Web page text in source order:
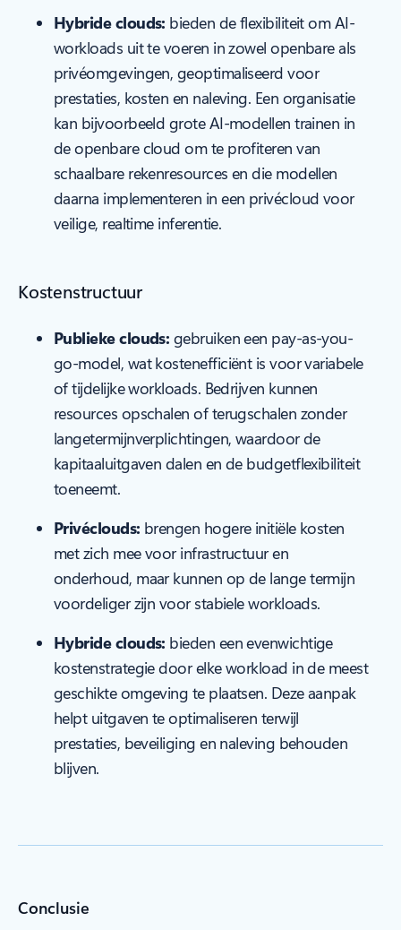
Hybride clouds: bieden de flexibiliteit om AI-
workloads uit te voeren in zowel openbare als
privéomgevingen, geoptimaliseerd voor
prestaties, kosten en naleving. Een organisatie
kan bijvoorbeeld grote AI-modellen trainen in
de openbare cloud om te profiteren van
schaalbare rekenresources en die modellen
daarna implementeren in een privécloud voor
veilige, realtime inferentie.
Kostenstructuur
Publieke clouds: gebruiken een pay-as-you-
go-model, wat kostenefficiënt is voor variabele
of tijdelijke workloads. Bedrijven kunnen
resources opschalen of terugschalen zonder
langetermijnverplichtingen, waardoor de
kapitaaluitgaven dalen en de budgetflexibiliteit
toeneemt.
Privéclouds: brengen hogere initiële kosten
met zich mee voor infrastructuur en
onderhoud, maar kunnen op de lange termijn
voordeliger zijn voor stabiele workloads.
Hybride clouds: bieden een evenwichtige
kostenstrategie door elke workload in de meest
geschikte omgeving te plaatsen. Deze aanpak
helpt uitgaven te optimaliseren terwijl
prestaties, beveiliging en naleving behouden
blijven.
Conclusie